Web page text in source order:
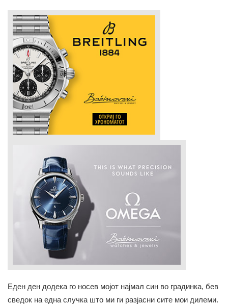
Еден ден додека го носев мојот најмал син во градинка, бев
сведок на една случка што ми ги разјасни сите мои дилеми.